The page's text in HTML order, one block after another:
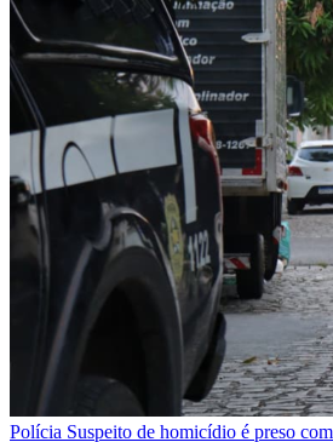
Polícia Suspeito de homicídio é preso